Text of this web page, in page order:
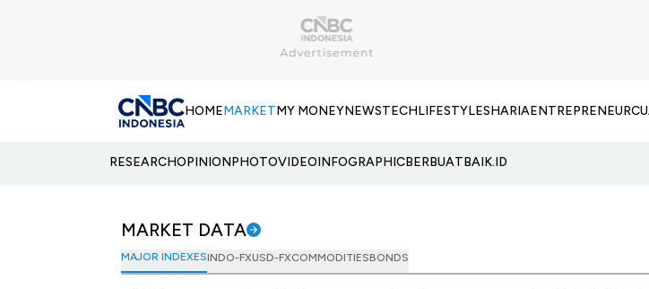
HOMEMARKETMY MONEYNEWSTECHLIFESTYLESHARIAENTREPRENEUR
RESEARCHOPINIONPHOTOVIDEOINFOGRAPHICBERBUATBAIK.ID
MARKET DATA
MAJOR INDEXESINDO-FXUSD-FXCOMMODITIESBONDS